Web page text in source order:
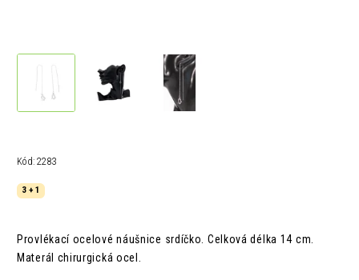
Kód: 2283
3 + 1
Provlékací ocelové náušnice srdíčko. Celková délka 14 cm.
Materál chirurgická ocel.